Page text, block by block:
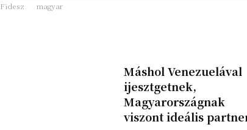
Fidesz magyar
Máshol Venezuelával
ijesztgetnek,
Magyarországnak
viszont ideális